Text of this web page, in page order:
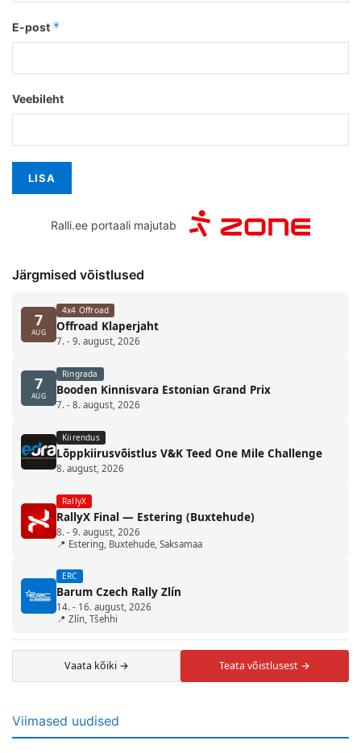
E-post *
Veebileht
Ralli.ee portaali majutab
Järgmised võistlused
7
AUG
4x4 Offroad
Offroad Klaperjaht
7. - 9. august, 2026
7
AUG
Ringrada
Booden Kinnisvara Estonian Grand Prix
7. - 8. august, 2026
Kiirendus
Lõppkiirusvõistlus V&K Teed One Mile Challenge
8. august, 2026
RallyX
RallyX Final — Estering (Buxtehude)
8. - 9. august, 2026
📍 Estering, Buxtehude, Saksamaa
ERC
Barum Czech Rally Zlín
14. - 16. august, 2026
📍 Zlín, Tšehhi
Vaata kõiki → Teata võistlusest →
Viimased uudised